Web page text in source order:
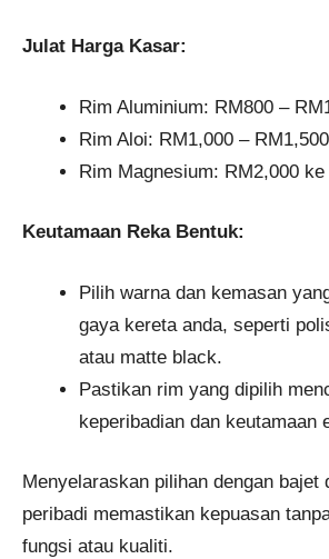
Julat Harga Kasar:
Rim Aluminium: RM800 –
Rim Aloi: RM1,000 –
Rim Magnesium: RM2,000 ke
Keutamaan Reka Bentuk:
Pilih warna dan kemasan
gaya kereta anda, seperti
atau matte black.
Pastikan rim yang dipilih
keperibadian dan keutamaan
Menyelaraskan pilihan dengan bajet
peribadi memastikan kepuasan
fungsi atau kualiti.